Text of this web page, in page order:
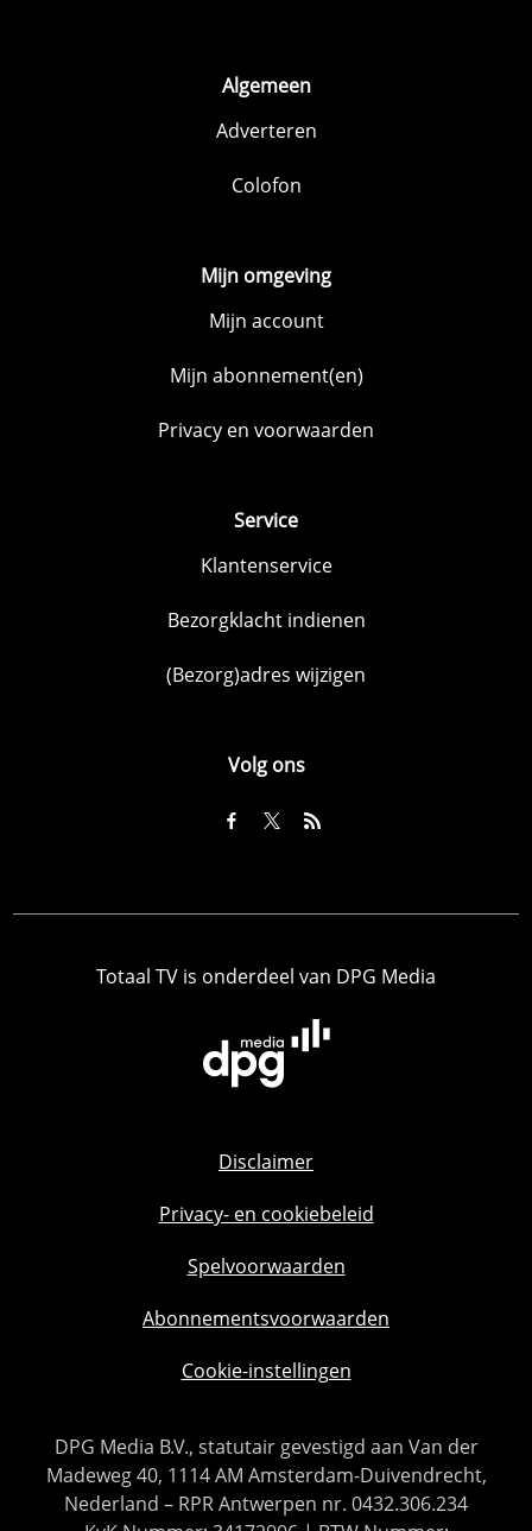
Algemeen
Adverteren
Colofon
Mijn omgeving
Mijn account
Mijn abonnement(en)
Privacy en voorwaarden
Service
Klantenservice
Bezorgklacht indienen
(Bezorg)adres wijzigen
Volg ons
Totaal TV is onderdeel van DPG Media
Disclaimer
Privacy- en cookiebeleid
Spelvoorwaarden
Abonnementsvoorwaarden
Cookie-instellingen
DPG Media B.V., statutair gevestigd aan Van der
Madeweg 40, 1114 AM Amsterdam-Duivendrecht,
Nederland – RPR Antwerpen nr. 0432.306.234